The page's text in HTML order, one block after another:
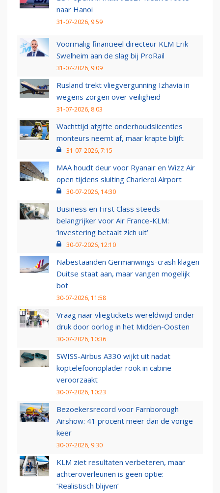
naar Hanoi
31-07-2026, 9:59
Voormalig financieel directeur KLM Erik
Swelheim aan de slag bij ProRail
31-07-2026, 9:09
Rusland trekt vliegvergunning Izhavia in
wegens zorgen over veiligheid
31-07-2026, 8:03
Wachttijd afgifte onderhoudslicenties
monteurs neemt af, maar krapte blijft
31-07-2026, 7:15
MAA houdt deur voor Ryanair en Wizz Air
open tijdens sluiting Charleroi Airport
30-07-2026, 14:30
Business en First Class steeds
belangrijker voor Air France-KLM:
‘investering betaalt zich uit’
30-07-2026, 12:10
Nabestaanden Germanwings-crash klagen
Duitse staat aan, maar vangen mogelijk
bot
30-07-2026, 11:58
Vraag naar vliegtickets wereldwijd onder
druk door oorlog in het Midden-Oosten
30-07-2026, 10:36
SWISS-Airbus A330 wijkt uit nadat
koptelefoonoplader rook in cabine
veroorzaakt
30-07-2026, 10:23
Bezoekersrecord voor Farnborough
Airshow: 41 procent meer dan de vorige
keer
30-07-2026, 9:30
KLM ziet resultaten verbeteren, maar
achteroverleunen is geen optie:
‘Realistisch blijven’